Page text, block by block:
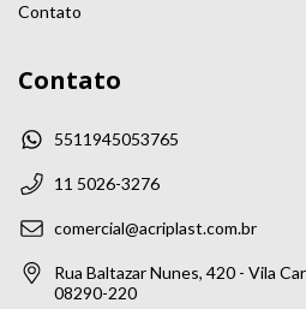
Contato
Contato
5511945053765
11 5026-3276
comercial@acriplast.com.br
Rua Baltazar Nunes, 420 - Vila
08290-220